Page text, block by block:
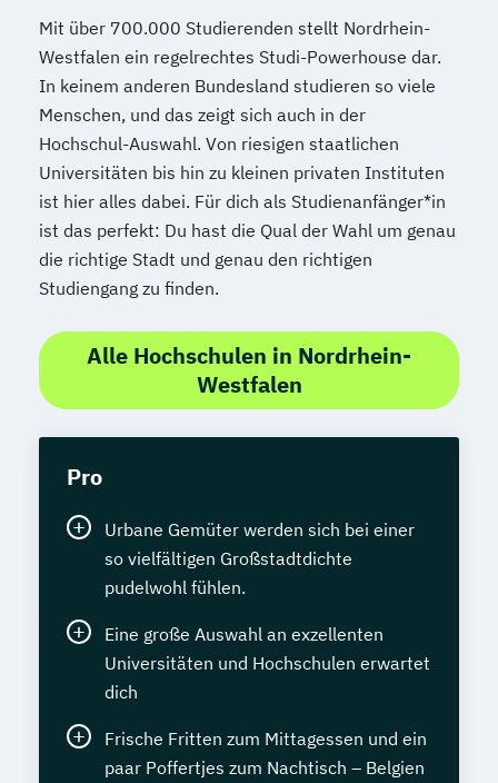
Mit über 700.000 Studierenden stellt Nordrhein-
Westfalen ein regelrechtes Studi-Powerhouse dar.
In keinem anderen Bundesland studieren so viele
Menschen, und das zeigt sich auch in der
Hochschul-Auswahl. Von riesigen staatlichen
Universitäten bis hin zu kleinen privaten Instituten
ist hier alles dabei. Für dich als Studienanfänger*in
ist das perfekt: Du hast die Qual der Wahl um genau
die richtige Stadt und genau den richtigen
Studiengang zu finden.
Alle Hochschulen in Nordrhein-
Westfalen
Pro
Urbane Gemüter werden sich bei einer
so vielfältigen Großstadtdichte
pudelwohl fühlen.
Eine große Auswahl an exzellenten
Universitäten und Hochschulen erwartet
dich
Frische Fritten zum Mittagessen und ein
paar Poffertjes zum Nachtisch – Belgien